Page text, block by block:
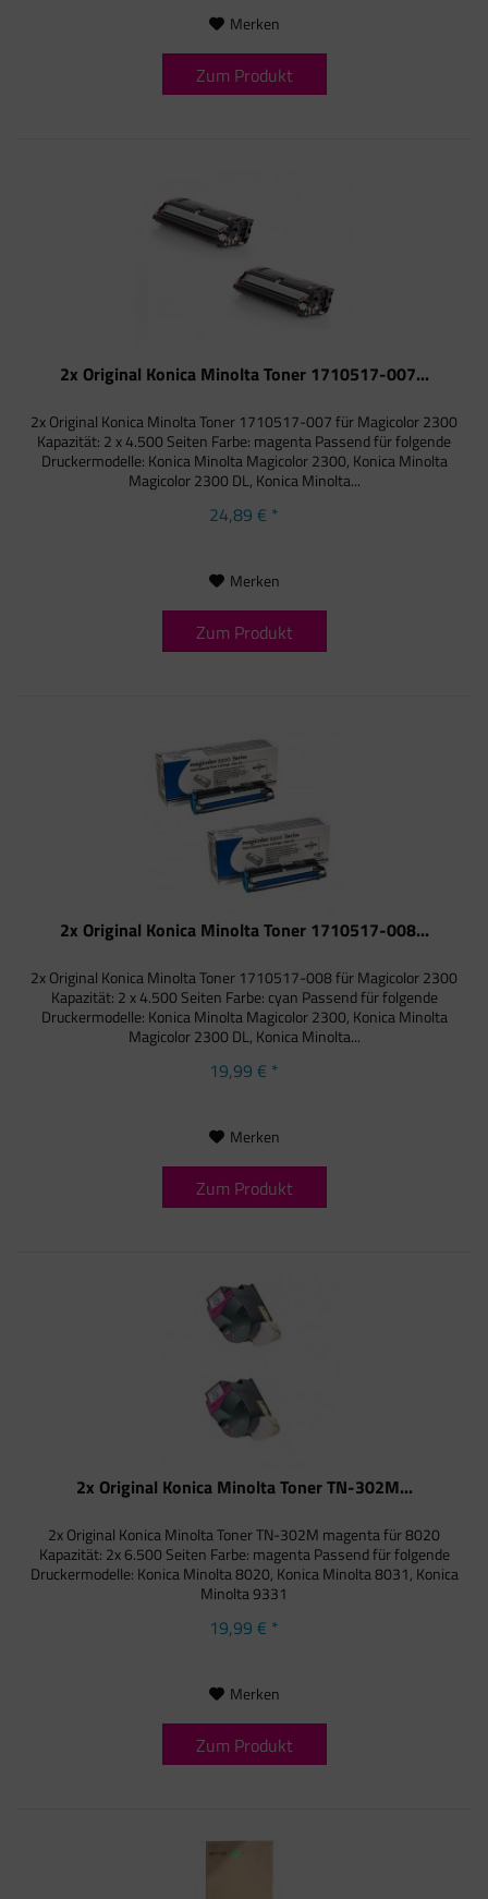
Merken
Zum Produkt
2x Original Konica Minolta Toner 1710517-007...
2x Original Konica Minolta Toner 1710517-007 für Magicolor 2300
Kapazität: 2 x 4.500 Seiten Farbe: magenta Passend für folgende
Druckermodelle: Konica Minolta Magicolor 2300, Konica Minolta
Magicolor 2300 DL, Konica Minolta...
24,89 € *
Merken
Zum Produkt
2x Original Konica Minolta Toner 1710517-008...
2x Original Konica Minolta Toner 1710517-008 für Magicolor 2300
Kapazität: 2 x 4.500 Seiten Farbe: cyan Passend für folgende
Druckermodelle: Konica Minolta Magicolor 2300, Konica Minolta
Magicolor 2300 DL, Konica Minolta...
19,99 € *
Merken
Zum Produkt
2x Original Konica Minolta Toner TN-302M...
2x Original Konica Minolta Toner TN-302M magenta für 8020
Kapazität: 2x 6.500 Seiten Farbe: magenta Passend für folgende
Druckermodelle: Konica Minolta 8020, Konica Minolta 8031, Konica
Minolta 9331
19,99 € *
Merken
Zum Produkt